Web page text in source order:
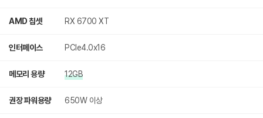
AMD 칩셋 RX 6700 XT
인터페이스 PCIe4.0x16
메모리 용량 12GB
권장 파워용량 650W 이상